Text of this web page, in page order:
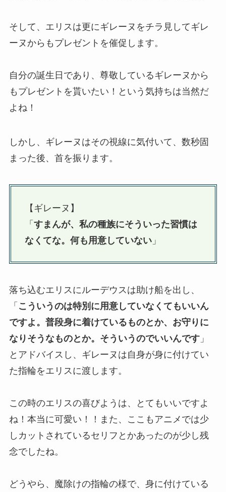
そして、エリスは更にギレーヌをチラ見してギレ
ーヌからもプレゼントを催促します。
自分の誕生日であり、尊敬しているギレーヌから
もプレゼントを貰いたい！という気持ちは当然だ
よね！
しかし、ギレーヌはその視線に気付いて、数秒固
まった後、首を振ります。
【ギレーヌ】
「 すまんが、私の種族にそういった習慣は
なくてな。何も用意していない」
落ち込むエリスにルーデウスは助け船を出し、
「 こういうのは特別に用意していなくてもいいん
ですよ。普段身に着けているものとか、お守りに
なりそうなものとか。そういうのでいいんです」
とアドバイスし、ギレーヌは自身が身に付けてい
た指輪をエリスに渡します。
この時のエリスの喜びようは、とてもいいですよ
ね！本当に可愛い！！また、ここもアニメでは少
しカットされているセリフとかあったのが少し残
念でしたね。
どうやら、魔除けの指輪の様で、身に付けている